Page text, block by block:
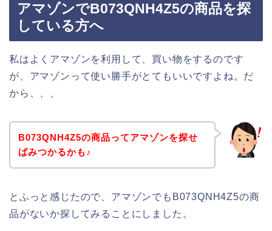
アマゾンでB073QNH4Z5の商品を探
している方へ
私はよくアマゾンを利用して、買い物をするのです
が、アマゾンって使い勝手がとてもいいですよね。だ
から、、、
B073QNH4Z5の商品ってアマゾンを探せ
ばみつかるかも♪
とふっと感じたので、アマゾンでもB073QNH4Z5の商
品がないか探してみることにしました。